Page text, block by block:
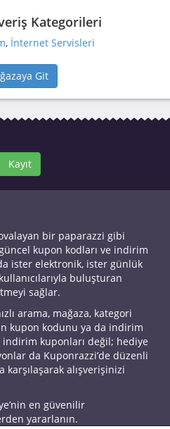
Kategorileri
, İnternet Servisleri
Git
Kayıt
bir paparazzi gibi
kupon kodları ve indirim
ister elektronik, ister günlük
buluşturan
sağlar.
arama, mağaza, kategori
kupon kodunu ya da indirim
indirim kuponları değil; hediye
da Kuponrazzi’de düzenli
alışverişinizi
en güvenilir
yararlanın.